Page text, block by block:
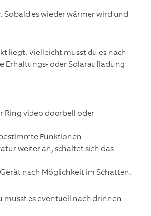
es wieder wärmer wird und
liegt. Vielleicht musst du es nach
Erhaltungs- oder Solaraufladung
Ring video doorbell oder
Funktionen
weiter an, schaltet sich das
nach Möglichkeit im Schatten.
musst es eventuell nach drinnen